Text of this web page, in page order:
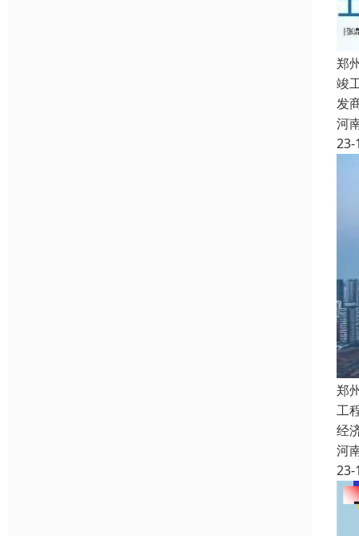
郑
竣
发
河
23-
郑
工
经
河
23-